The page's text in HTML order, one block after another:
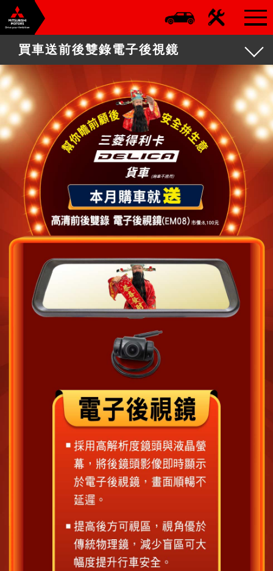
買車送前後雙錄電子後視鏡